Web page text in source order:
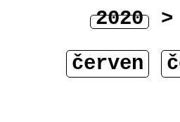
2020 >
červen